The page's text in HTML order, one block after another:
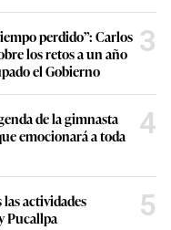
perdido”: Carlos
los retos a un año
el Gobierno
3
de la gimnasta
emocionará a toda
4
las actividades
Pucallpa
5